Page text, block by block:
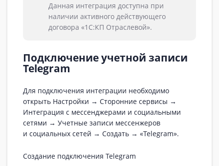
Данная интеграция доступна при
наличии активного действующего
договора «1С:КП Отраслевой».
Подключение учетной записи
Telegram
Для подключения интеграции необходимо
открыть Настройки → Сторонние сервисы →
Интеграция с мессенджерами и социальными
сетями → Учетные записи мессенжеров
и социальных сетей → Создать → «Telegram».
Создание подключения Telegram